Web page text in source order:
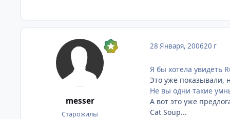
messer
Старожилы
28 Января, 200620 г
Я бы хотела увидеть
Это уже показывали,
Не вы одни такие
А вот это уже
Cat Soup...